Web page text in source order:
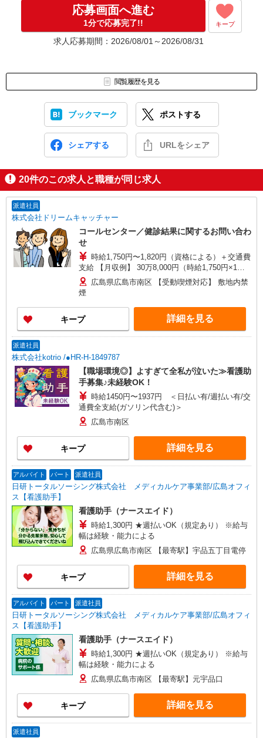
応募画面へ進む
1分で応募完了!! キープ
求人応募期間：2026/08/01～2026/08/31
閲覧履歴を見る
ブックマーク ポストする
シェアする URLをシェア
20件のこの求人と職種が同じ求人
派遣社員
株式会社ドリームキャッチャー
コールセンター／健診結果に関するお問い合わ
せ
時給1,750円〜1,820円（資格による）＋交通費
支給 【月収例】 30万8,000円（時給1,750円×1日
8h×月22日勤務の場合）
広島県広島市南区 【受動喫煙対応】 敷地内禁
煙
キープ 詳細を見る
派遣社員
株式会社kotrio /●HR-H-1849787
【職場環境◎】よすぎて全私が泣いた≫看護助
手募集♪未経験OK！
時給1450円〜1937円 ＜日払い有/週払い有/交
通費全支給(ガソリン代含む)＞
広島市南区
キープ 詳細を見る
アルバイト パート 派遣社員
日研トータルソーシング株式会社 メディカルケア事業部/広島オフィ
ス【看護助手】
看護助手（ナースエイド）
時給1,300円 ★週払いOK（規定あり） ※給与
幅は経験・能力による
広島県広島市南区 【最寄駅】宇品五丁目電停
キープ 詳細を見る
アルバイト パート 派遣社員
日研トータルソーシング株式会社 メディカルケア事業部/広島オフィ
ス【看護助手】
看護助手（ナースエイド）
時給1,300円 ★週払いOK（規定あり） ※給与
幅は経験・能力による
広島県広島市南区 【最寄駅】元宇品口
キープ 詳細を見る
派遣社員